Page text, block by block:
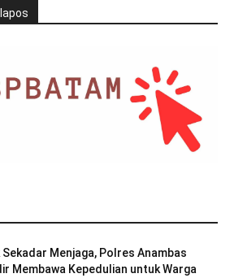
Sekadar Menjaga, Polres Anambas
Membawa Kepedulian untuk Warga